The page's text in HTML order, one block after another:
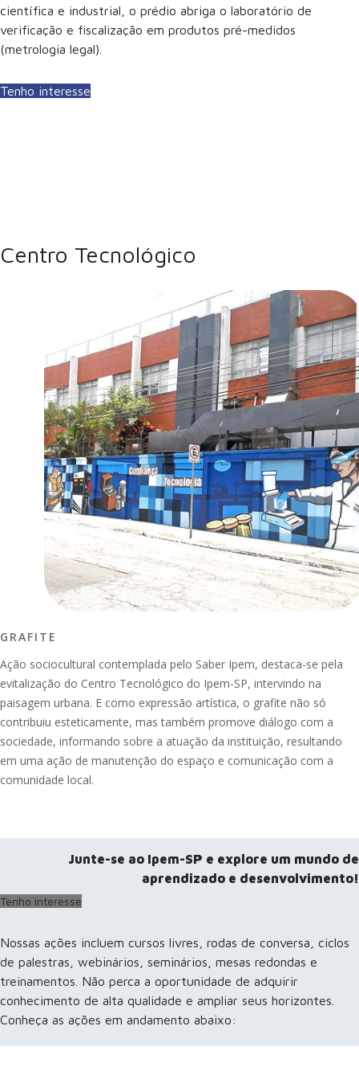
científica e industrial, o prédio abriga o laboratório de
verificação e fiscalização em produtos pré-medidos
(metrologia legal).
Tenho interesse
Centro Tecnológico
GRAFITE
Ação sociocultural contemplada pelo Saber Ipem, destaca-se pela
evitalização do Centro Tecnológico do Ipem-SP, intervindo na
paisagem urbana. E como expressão artística, o grafite não só
contribuiu esteticamente, mas também promove diálogo com a
sociedade, informando sobre a atuação da instituição, resultando
em uma ação de manutenção do espaço e comunicação com a
comunidade local.
Junte-se ao Ipem-SP e explore um mundo de
aprendizado e desenvolvimento!
Tenho interesse
Nossas ações incluem cursos livres, rodas de conversa, ciclos
de palestras, webinários, seminários, mesas redondas e
treinamentos. Não perca a oportunidade de adquirir
conhecimento de alta qualidade e ampliar seus horizontes.
Conheça as ações em andamento abaixo: